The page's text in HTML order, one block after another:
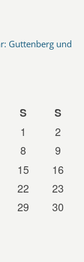
Guttenberg und
S
S
1
2
8
9
15
16
22
23
29
30